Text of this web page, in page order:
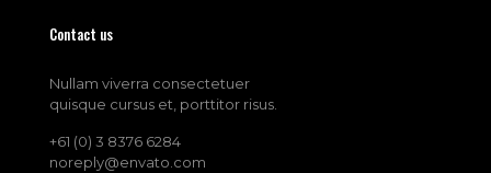
Contact us
Nullam viverra consectetuer
quisque cursus et, porttitor risus.
+61 (0) 3 8376 6284
noreply@envato.com